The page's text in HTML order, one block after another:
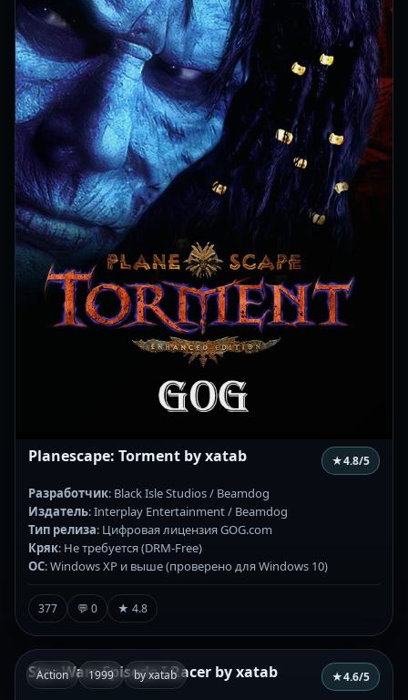
Planescape: Torment by xatab ★4.8/5
Разработчик: Black Isle Studios / Beamdog
Издатель: Interplay Entertainment / Beamdog
Тип релиза: Цифровая лицензия GOG.com
Кряк: Не требуется (DRM-Free)
ОС: Windows XP и выше (проверено для Windows 10)
377 💬 0 ★ 4.8
Action 1999 by xatab
Star Wars Episode I Racer by xatab ★4.6/5